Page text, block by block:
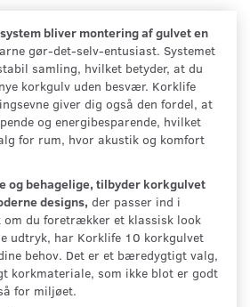
bliver montering af gulvet en
gør-det-selv-entusiast. Systemet
samling, hvilket betyder, at du
korkgulv uden besvær. Korklife
giver dig også den fordel, at
og energibesparende, hvilket
for rum, hvor akustik og komfort
og behagelige, tilbyder korkgulvet
designs, der passer ind i
om du foretrækker et klassisk look
udtryk, har Korklife 10 korkgulvet
behov. Det er et bæredygtigt valg,
korkmateriale, som ikke blot er godt
for miljøet.